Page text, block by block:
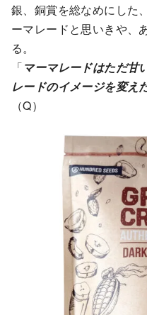
銀、銅賞を総なめにした
ーマレードと思いきや、
る。
「マーマレードはただ甘
レードのイメージを変
（Q）